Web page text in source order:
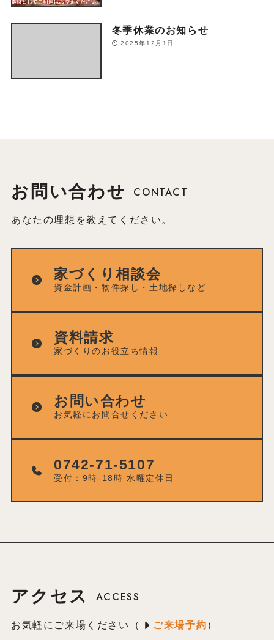
冬季休業のお知らせ
2025年12月1日
お問い合わせ CONTACT
あなたの理想を教えてください。
家づくり相談会
資金計画・物件探し・土地探しなど
資料請求
家づくりのお役立ち情報
お問い合わせ
お気軽にお問合せください
0742-71-5107
受付：9時-18時 水曜定休日
アクセス ACCESS
お気軽にご来場ください（ ご来場予約）